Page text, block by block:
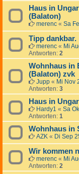
Haus in
(Balaton)
merenc « Sa
Tipp dankbar.
merenc « Mi
Antworten: 2
Wohnhaus in
(Balaton) zvk
Jupp « Mi Nov
Antworten: 3
Haus in
Hardy1 « Sa
Antworten: 1
Wohnhaus in
AZK « Di Sep
Wir kommen
merenc « Mi
Antworten: 2